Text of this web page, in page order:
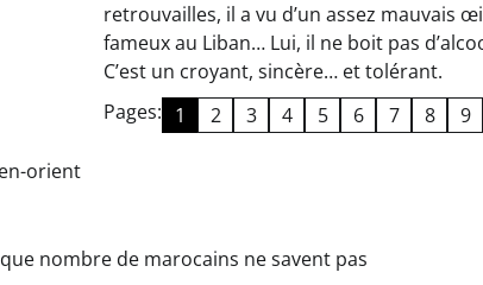
retrouvailles, il a vu d’un assez mauvais
fameux au Liban… Lui, il ne boit pas
C’est un croyant, sincère… et tolérant.
Pages: 1 2 3 4 5 6 7 8 9
orient
nombre de marocains ne savent pas